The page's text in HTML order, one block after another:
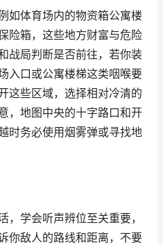
如体育场内的物资箱公寓楼
险箱，这些地方财富与危险
战局判断是否前往，若你装
入口或公寓楼梯这类咽喉要
这些区域，选择相对冷清的
，地图中央的十字路口和开
时务必使用烟雾弹或寻找地
，学会听声辨位至关重要，
你敌人的路线和距离，不要